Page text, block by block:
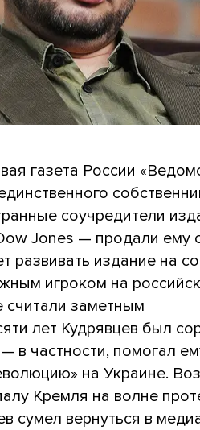
газета России
соучредители
Jones — продали ему
развивать издание на
игроком на
заметным
лет Кудрявцев был
в частности, помогал
на Украине.
Кремля на волне
сумел вернуться в